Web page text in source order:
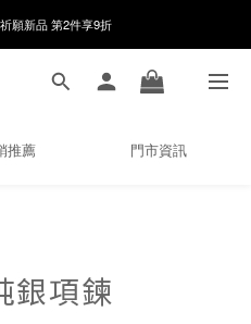
分類滿件88折！
定分類滿件88折！
推薦 門市資訊
銀項鍊